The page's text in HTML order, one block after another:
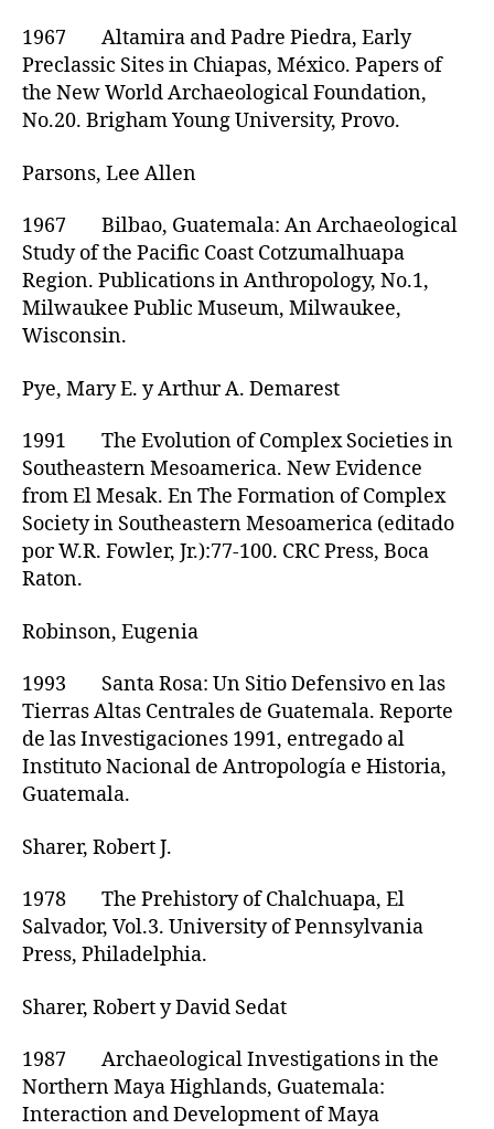
1967 Altamira and Padre Piedra, Early
Preclassic Sites in Chiapas, México. Papers of
the New World Archaeological Foundation,
No.20. Brigham Young University, Provo.
Parsons, Lee Allen
1967 Bilbao, Guatemala: An Archaeological
Study of the Pacific Coast Cotzumalhuapa
Region. Publications in Anthropology, No.1,
Milwaukee Public Museum, Milwaukee,
Wisconsin.
Pye, Mary E. y Arthur A. Demarest
1991 The Evolution of Complex Societies in
Southeastern Mesoamerica. New Evidence
from El Mesak. En The Formation of Complex
Society in Southeastern Mesoamerica (editado
por W.R. Fowler, Jr.):77-100. CRC Press, Boca
Raton.
Robinson, Eugenia
1993 Santa Rosa: Un Sitio Defensivo en las
Tierras Altas Centrales de Guatemala. Reporte
de las Investigaciones 1991, entregado al
Instituto Nacional de Antropología e Historia,
Guatemala.
Sharer, Robert J.
1978 The Prehistory of Chalchuapa, El
Salvador, Vol.3. University of Pennsylvania
Press, Philadelphia.
Sharer, Robert y David Sedat
1987 Archaeological Investigations in the
Northern Maya Highlands, Guatemala:
Interaction and Development of Maya